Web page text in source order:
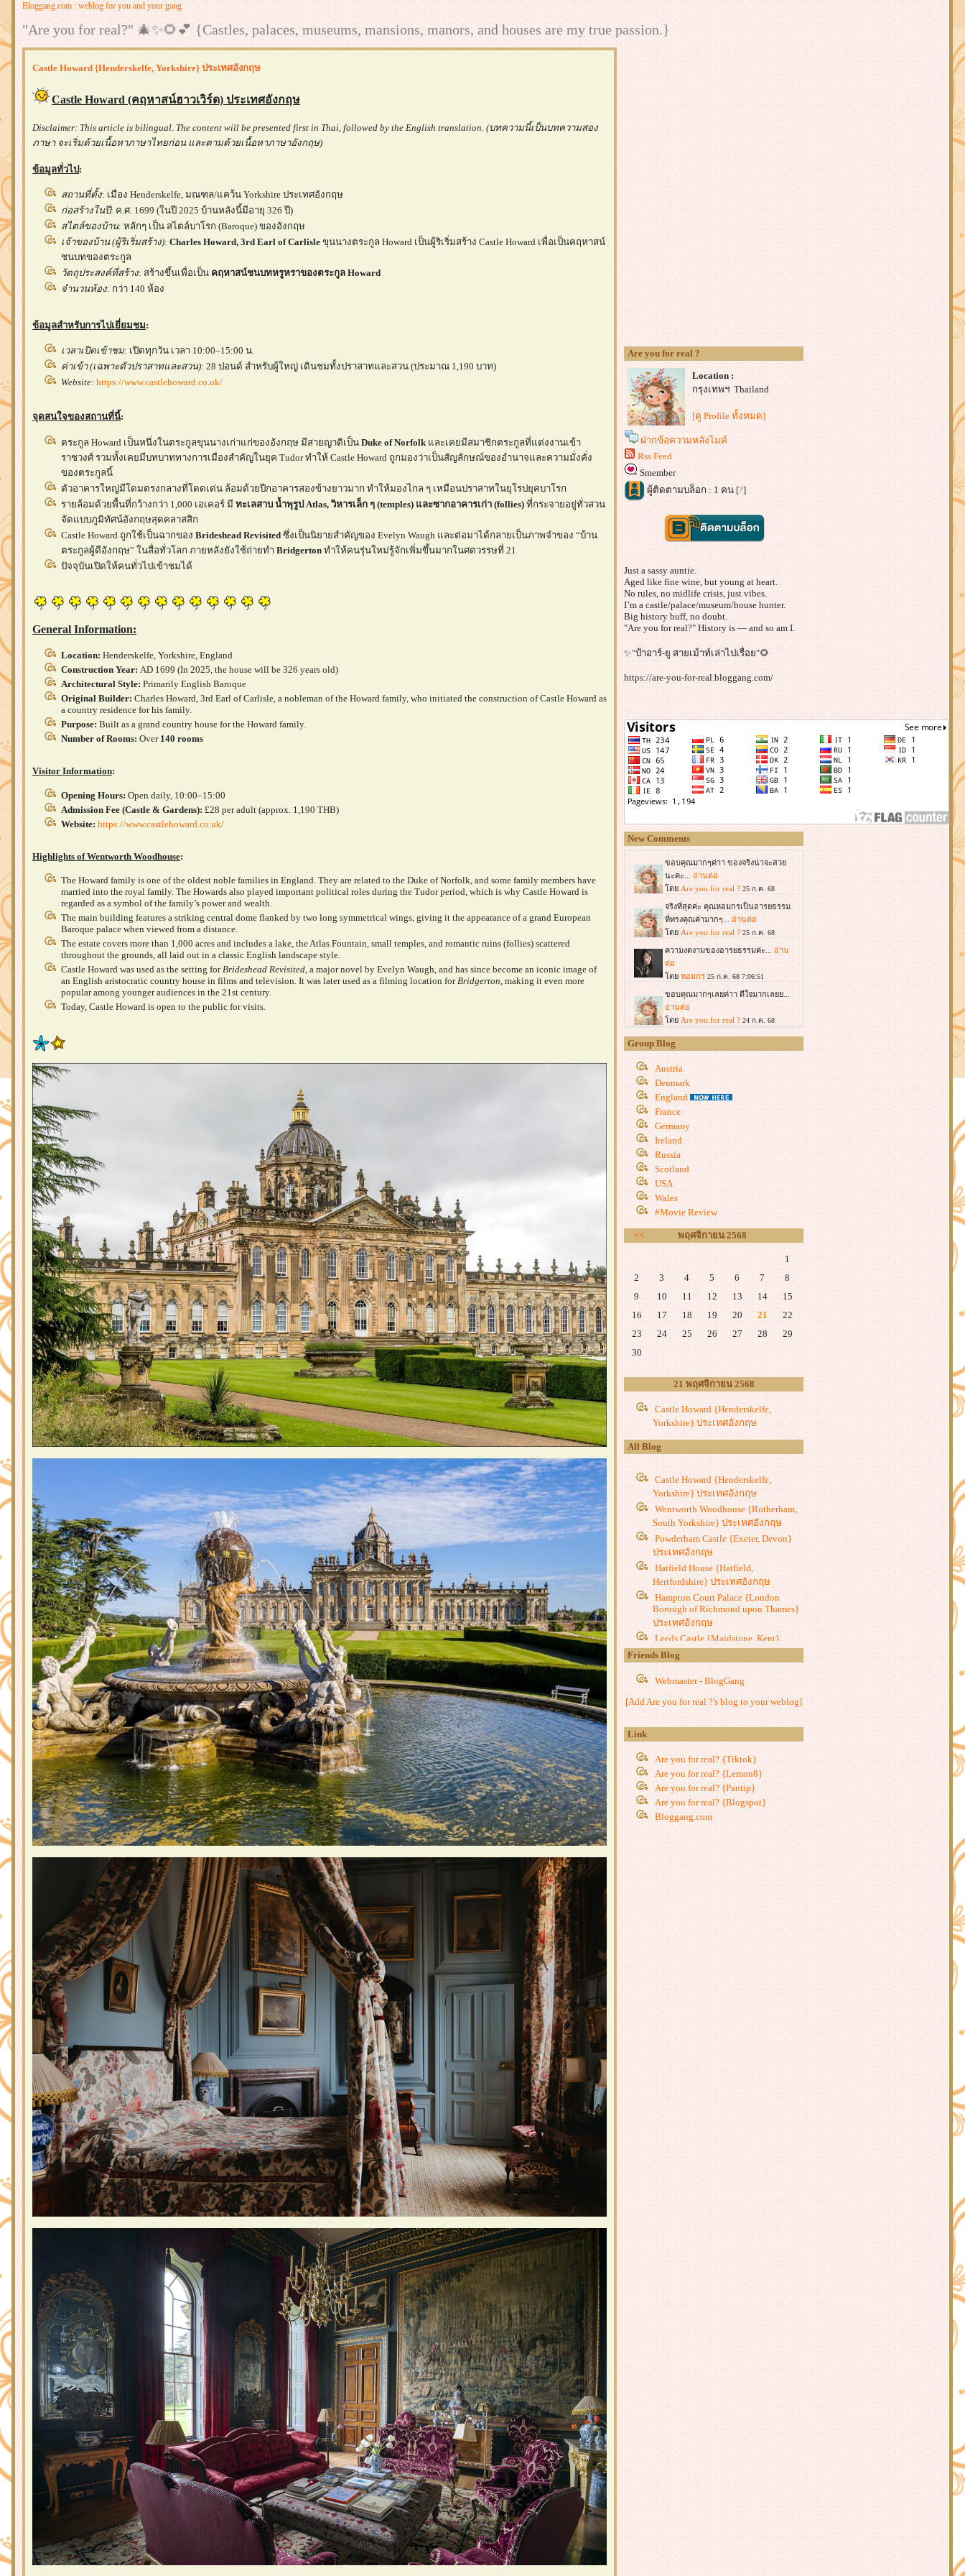
Bloggang.com : weblog for you and your gang
"Are you for real?" 🎄✨🌻💕 {Castles, palaces, museums, mansions, manors, and houses are my true passion.}
Castle Howard {Henderskelfe, Yorkshire} ประเทศอังกฤษ
Castle Howard (คฤหาสน์ฮาวเวิร์ด) ประเทศอังกฤษ
Disclaimer: This article is bilingual. The content will be presented first in Thai, followed by the English translation. (บทความนี้เป็นบทความสอง
ภาษา จะเริ่มด้วยเนื้อหาภาษาไทยก่อน และตามด้วยเนื้อหาภาษาอังกฤษ)
ข้อมูลทั่วไป:
สถานที่ตั้ง: เมือง Henderskelfe, มณฑล/แคว้น Yorkshire ประเทศอังกฤษ
ก่อสร้างในปี: ค.ศ. 1699 (ในปี 2025 บ้านหลังนี้มีอายุ 326 ปี)
สไตล์ของบ้าน: หลักๆ เป็น สไตล์บาโรก (Baroque) ของอังกฤษ
เจ้าของบ้าน (ผู้ริเริ่มสร้าง): Charles Howard, 3rd Earl of Carlisle ขุนนางตระกูล Howard เป็นผู้ริเริ่มสร้าง Castle Howard เพื่อเป็นคฤหาสน์
ชนบทของตระกูล
วัตถุประสงค์ที่สร้าง: สร้างขึ้นเพื่อเป็น คฤหาสน์ชนบทหรูหราของตระกูล Howard
จำนวนห้อง: กว่า 140 ห้อง
ข้อมูลสำหรับการไปเยี่ยมชม:
เวลาเปิดเข้าชม: เปิดทุกวัน เวลา 10:00–15:00 น.
ค่าเข้า (เฉพาะตัวปราสาทและสวน): 28 ปอนด์ สำหรับผู้ใหญ่ เดินชมทั้งปราสาทและสวน (ประมาณ 1,190 บาท)
Website: https://www.castlehoward.co.uk/
จุดสนใจของสถานที่นี้:
ตระกูล Howard เป็นหนึ่งในตระกูลขุนนางเก่าแก่ของอังกฤษ มีสายญาติเป็น Duke of Norfolk ละเคยมีสมาชิกตระกูลที่แต่งงานเข้า
ราชวงศ์ รวมทั้งเคยมีบทบาททางการเมืองสำคัญในยุค Tudor ทำให้ Castle Howard ถูกมองว่าเป็นสัญลักษณ์ของอำนาจและความมั่งคั่ง
ของตระกูลนี้
ตัวอาคารใหญ่มีโดมตรงกลางที่โดดเด่น ล้อมด้วยปีกอาคารสองข้างยาวมาก ทำให้มองไกล ๆ เหมือนปราสาทในยุโรปยุคบาโรก
รายล้อมด้วยพื้นที่กว้างกว่า 1,000 เอเคอร์ มี ทะเลสาบ น้ำพุรูป Atlas, วิหารเล็ก ๆ (temples) และซากอาคารเก่า (follies) ที่กระจายอยู่ทั่วสวน
จัดแบบภูมิทัศน์อังกฤษสุดคลาสสิก
Castle Howard ถูกใช้เป็นฉากของ Brideshead Revisited ซึ่งเป็นนิยายสำคัญของ Evelyn Waugh และต่อมาได้กลายเป็นภาพจำของ “บ้าน
ตระกูลผู้ดีอังกฤษ” ในสื่อทั่วโลก ภายหลังยังใช้ถ่ายทำ Bridgerton ทำให้คนรุ่นใหม่รู้จักเพิ่มขึ้นมากในศตวรรษที่ 21
ปัจจุบันเปิดให้คนทั่วไปเข้าชมได้
General Information:
Location: Henderskelfe, Yorkshire, England
Construction Year: AD 1699 (In 2025, the house will be 326 years old)
Architectural Style: Primarily English Baroque
Original Builder: Charles Howard, 3rd Earl of Carlisle, a nobleman of the Howard family, who initiated the construction of Castle Howard as
a country residence for his family.
Purpose: Built as a grand country house for the Howard family.
Number of Rooms: Over 140 rooms
Visitor Information:
Opening Hours: Open daily, 10:00–15:00
Admission Fee (Castle & Gardens): £28 per adult (approx. 1,190 THB)
Website: https://www.castlehoward.co.uk/
Highlights ofWentworth Woodhouse:
The Howard family is one of the oldest noble families in England. They are related to the Duke of Norfolk, and some family members have
married into the royal family. The Howards also played important political roles during the Tudor period, which is why Castle Howard is
regarded as a symbol of the family’s power and wealth.
The main building features a striking central dome flanked by two long symmetrical wings, giving it the appearance of a grand European
Baroque palace when viewed from a distance.
The estate covers more than 1,000 acres and includes a lake, the Atlas Fountain, small temples, and romantic ruins (follies) scattered
throughout the grounds, all laid out in a classic English landscape style.
Castle Howard was used as the setting forBrideshead Revisited, a major novel by Evelyn Waugh, and has since become an iconic image of
an English aristocratic country house in films and television. It was later used as a filming location forBridgerton, making it even more
popular among younger audiences in the 21st century.
Today, Castle Howard is open to the public for visits.
Are you for real ?
Location :
กรุงเทพฯ Thailand
[ดู Profile ทั้งหมด]
ฝากข้อความหลังไมค์
Rss Feed
Smember
ผู้ติดตามบล็อก : 1 คน [?]
Just a sassy auntie.
Aged like fine wine, but young at heart.
No rules, no midlife crisis, just vibes.
I’m a castle/palace/museum/house hunter.
Big history buff, no doubt.
"Are you for real?" History is — and so am I.
✨"ป้าอาร์-ยู สายเม้าท์เล่าไปเรื่อย"🌻
https://are-you-for-real.bloggang.com/
New Comments
Group Blog
Austria
Denmark
England
France
Germany
Ireland
Russia
Scotland
USA
Wales
#Movie Review
<< พฤศจิกายน 2568
1
2
3 4 5 6 7
8
9
10 11 12 13 14
15
16
17 18 19 20 21
22
23
24 25 26 27 28
29
30
21 พฤศจิกายน 2568
Castle Howard {Henderskelfe,
Yorkshire} ประเทศอังกฤษ
All Blog
Castle Howard {Henderskelfe,
Yorkshire} ประเทศอังกฤษ
Wentworth Woodhouse {Rotherham,
South Yorkshire} ประเทศอังกฤษ
Powderham Castle {Exeter, Devon}
ประเทศอังกฤษ
Hatfield House {Hatfield,
Hertfordshire} ประเทศอังกฤษ
Hampton Court Palace {London
Borough of Richmond upon Thames}
ประเทศอังกฤษ
Leeds Castle {Maidstone, Kent}
ประเทศอังกฤษ
Lincolnshire} ประเทศอังกฤษ
Dunster Castle {Minehead, Somerset}
ประเทศอังกฤษ
Hever Castle {Edinbridge, Kent}
ประเทศอังกฤษ
Blenheim Palace {Woodstock,
Oxfordshire} ประเทศอังกฤษ
Peckover House {Wisbech,
Cambridgeshire} ประเทศอังกฤษ
Alnwick Castle {Alnwick,
Friends Blog
Webmaster - BlogGang
[Add Are you for real ?'s blog to your weblog]
Link
Are you for real? {Tiktok}
Are you for real? {Lemon8}
Are you for real? {Pantip}
Are you for real? {Blogspot}
Bloggang.com